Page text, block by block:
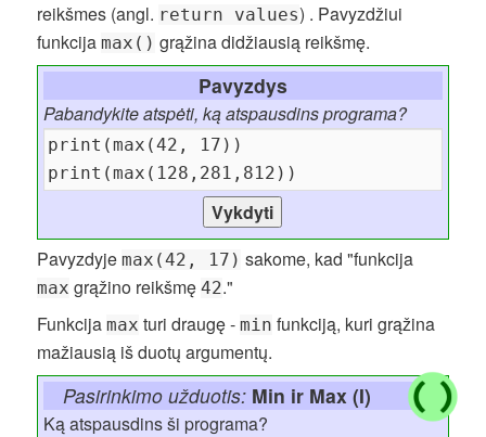
reikšmes (angl. return values) . Pavyzdžiui
funkcijamax() grąžina didžiausią reikšmę.
Pavyzdys
Pabandykite atspėti, ką atspausdins programa?
Pavyzdyjemax(42, 17) sakome, kad "funkcija
max grąžino reikšmę42."
Funkcijamax turi draugę -min funkciją, kuri grąžina
mažiausią iš duotų argumentų.
Pasirinkimo užduotis: Min ir Max (I)
Ką atspausdins ši programa?